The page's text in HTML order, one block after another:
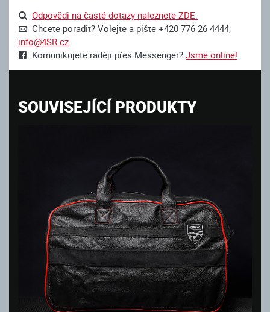
Odpovědi na časté dotazy naleznete ZDE.
Chcete poradit? Volejte a pište +420 776 26 4444,
info@4SR.cz
Komunikujete raději přes Messenger? Jsme online!
SOUVISEJÍCÍ PRODUKTY